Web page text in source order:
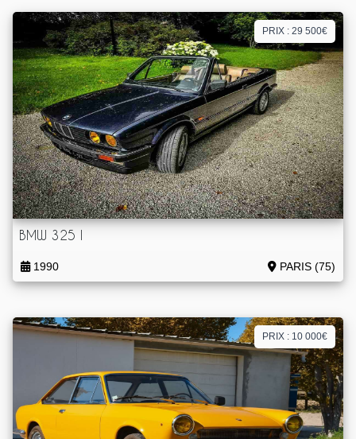
PRIX : 29 500€
BMW 325 I
1990 PARIS (75)
PRIX : 10 000€